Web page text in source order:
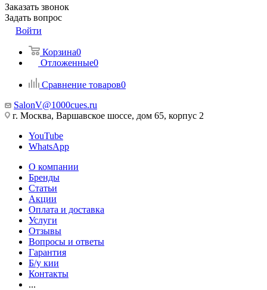
Заказать звонок
Задать вопрос
Войти
Корзина0
Отложенные0
Сравнение товаров0
SalonV@1000cues.ru
г. Москва, Варшавское шоссе, дом 65, корпус 2
YouTube
WhatsApp
О компании
Бренды
Статьи
Акции
Оплата и доставка
Услуги
Отзывы
Вопросы и ответы
Гарантия
Б/у кии
Контакты
...